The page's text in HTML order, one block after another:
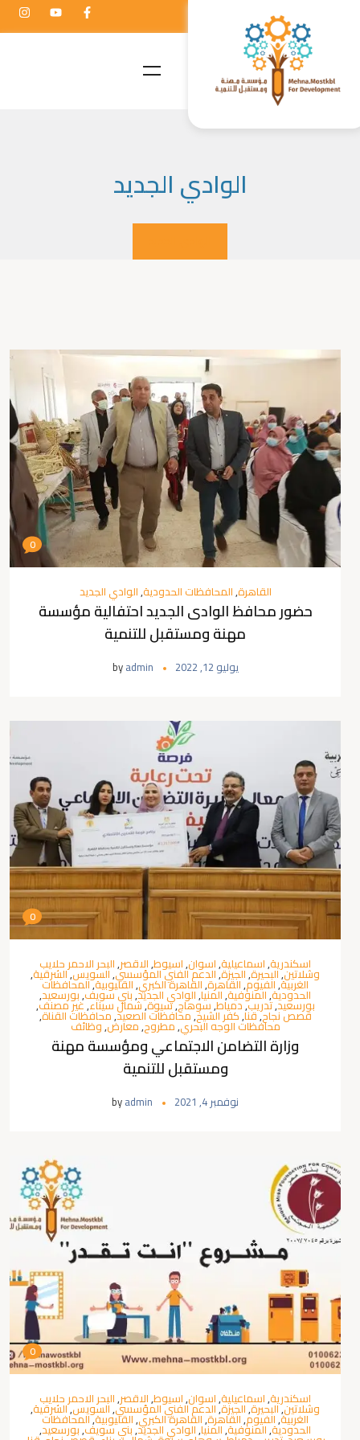
الوادي الجديد
0
القاهرة,المحافظات الحدودية,الوادي الجديد
حضور محافظ الوادى الجديد احتفالية مؤسسة
مهنة ومستقبل للتنمية
يوليو 12, 2022 byadmin
0
اسكندرية,اسماعيلية,اسوان,اسيوط,الاقصر,البحر الاحمر حلايب
وشلاتين,البحيرة,الجيزة,الدعم الفني المؤسسي,السويس,الشرقية,
الغربية,الفيوم,القاهرة,القاهرة الكبري,القليوبية,المحافظات
الحدودية,المنوفية,المنيا,الوادي الجديد,بني سويف,بورسعيد,
بورسعيد,تدريب,دمياط,سوهاج,سيوة,شمال سيناء,غير مصنف,
قصص نجاح,قنا,كفر الشيخ,محافظات الصعيد,محافظات القناة,
محافظات الوجه البحري,مطروح,معارض,وظائف
وزارة التضامن الاجتماعي ومؤسسة مهنة
ومستقبل للتنمية
نوفمبر 4, 2021 byadmin
0
اسكندرية,اسماعيلية,اسوان,اسيوط,الاقصر,البحر الاحمر حلايب
وشلاتين,البحيرة,الجيزة,الدعم الفني المؤسسي,السويس,الشرقية,
الغربية,الفيوم,القاهرة,القاهرة الكبري,القليوبية,المحافظات
الحدودية,المنوفية,المنيا,الوادي الجديد,بني سويف,بورسعيد,